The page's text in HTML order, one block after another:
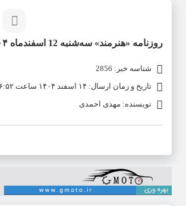
روزنامه «هنرمند» سه‌شنبه 12 اسفندماه ۱۴۰۴
شناسه خبر: 2856
تاریخ و زمان ارسال: ۱۴ اسفند ۱۴۰۴ ساعت ۱۶:۵۲
نویسنده: مهدی احمدی